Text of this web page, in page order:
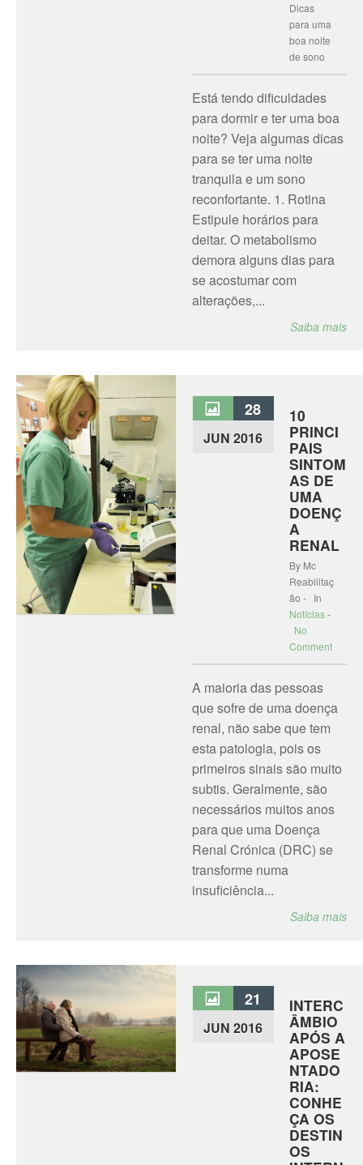
Dicas
para uma
boa noite
de sono
Está tendo dificuldades
para dormir e ter uma boa
noite? Veja algumas dicas
para se ter uma noite
tranquila e um sono
reconfortante. 1. Rotina
Estipule horários para
deitar. O metabolismo
demora alguns dias para
se acostumar com
alterações,...
Saiba mais
28
JUN 2016
10
PRINCI
PAIS
SINTOM
AS DE
UMA
DOENÇ
A
RENAL
By Mc
Reabilitaç
ão - In
Notícias-
No
Comment
A maioria das pessoas
que sofre de uma doença
renal, não sabe que tem
esta patologia, pois os
primeiros sinais são muito
subtis. Geralmente, são
necessários muitos anos
para que uma Doença
Renal Crónica (DRC) se
transforme numa
insuficiência...
Saiba mais
21
JUN 2016
INTERC
ÂMBIO
APÓS A
APOSE
NTADO
RIA:
CONHE
ÇA OS
DESTIN
OS